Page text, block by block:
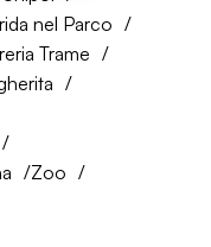
nel Parco
Trame
Zoo